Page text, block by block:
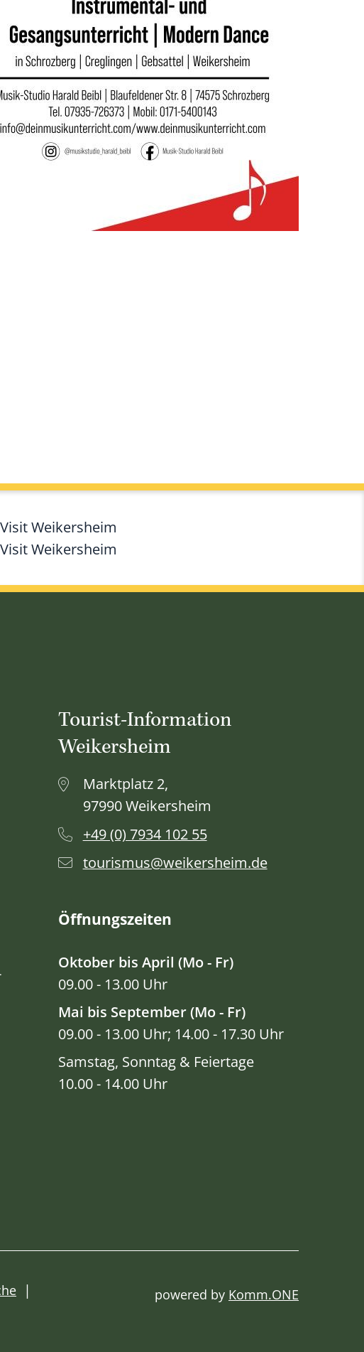
Visit Weikersheim
Visit Weikersheim
Tourist-Information
Weikersheim
Marktplatz 2,
97990 Weikersheim
+49 (0) 7934 102 55
tourismus@weikersheim.de
Öffnungszeiten
Oktober bis April (Mo - Fr)
09.00 - 13.00 Uhr
Mai bis September (Mo - Fr)
09.00 - 13.00 Uhr; 14.00 - 17.30 Uhr
Samstag, Sonntag & Feiertage
10.00 - 14.00 Uhr
powered by Komm.ONE